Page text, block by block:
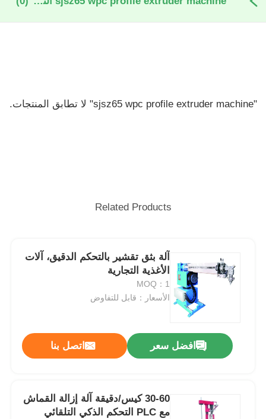
"sjsz65 wpc profile extruder machine" لا تطابق المنتجات.
Related Products
آلة بثق تقشير بالتحكم الدقيق، آلات
الأغذية التجارية
MOQ：1
الأسعار：قابل للتفاوض
افضل سعر اتصل بنا
30-60 كيس/دقيقة آلة إزالة القماش
مع PLC التحكم الذكي التلقائي